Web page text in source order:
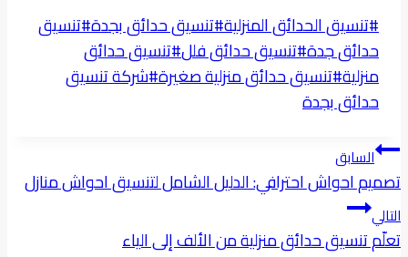
وسوم
المقال:
#تنسيق الحدائق المنزلية#تنسيق حدائق بجدة#تنسيق
حدائق جدة#تنسيق حدائق فلل#تنسيق حدائق
منزلية#تنسيق حدائق منزلية صغيرة#شركة تنسيق
حدائق بجدة
تصفّح
المقالات
السابق
تصميم احواش احترافي: الدليل الشامل لتنسيق احواش منازل
التالي
تعلّم تنسيق حدائق منزلية من الألف إلى الياء